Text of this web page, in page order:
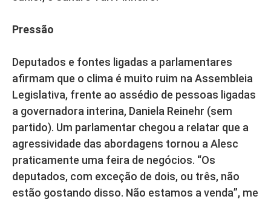
Pressão
Deputados e fontes ligadas a parlamentares
afirmam que o clima é muito ruim na Assembleia
Legislativa, frente ao assédio de pessoas ligadas
a governadora interina, Daniela Reinehr (sem
partido). Um parlamentar chegou a relatar que a
agressividade das abordagens tornou a Alesc
praticamente uma feira de negócios. “Os
deputados, com exceção de dois, ou três, não
estão gostando disso. Não estamos a venda”, me